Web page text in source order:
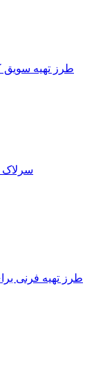
طرز تهیه سویق
سرلاک